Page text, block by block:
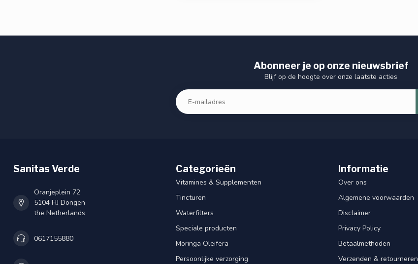
Abonneer je op onze nieuwsbrief
Blijf op de hoogte over onze laatste acties
Sanitas Verde
Oranjeplein 72
5104 HJ Dongen
the Netherlands
0617155880
Categorieën
Vitamines & Supplementen
Tincturen
Waterfilters
Speciale producten
Moringa Oleifera
Persoonlijke verzorging
Informatie
Over ons
Algemene voorwaarden
Disclaimer
Privacy Policy
Betaalmethoden
Verzenden & retourneren